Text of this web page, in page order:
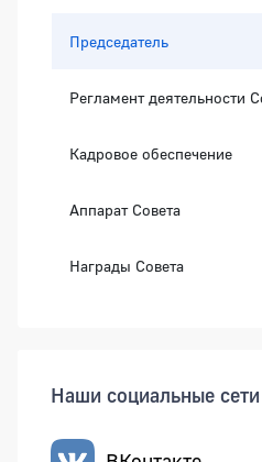
Председатель
Регламент деятельности
Кадровое обеспечение
Аппарат Совета
Награды Совета
Наши социальные сети